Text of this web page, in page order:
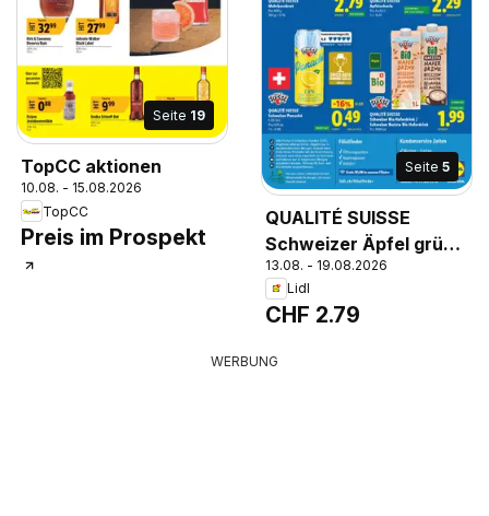
Seite 19
TopCC aktionen
10.08. - 15.08.2026
TopCC
Preis im Prospekt
Seite 5
QUALITÉ SUISSE
Schweizer Äpfel grün,
Pro 1kg
13.08. - 19.08.2026
Lidl
CHF 2.79
WERBUNG